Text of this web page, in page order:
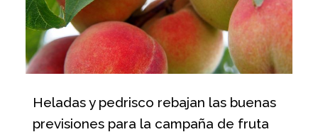
Heladas y pedrisco rebajan las buenas
previsiones para la campaña de fruta